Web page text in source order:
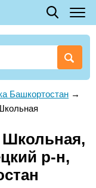
Башкортостан →
р-н,